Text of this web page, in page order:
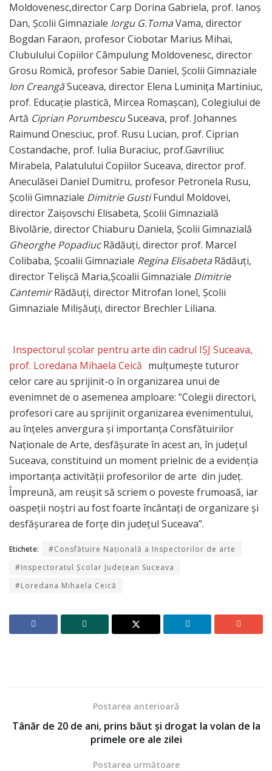
Moldovenesc,director Carp Dorina Gabriela, prof. Ianoș
Dan, Școlii Gimnaziale Iorgu G.TomaVama, director
Bogdan Faraon, profesor Ciobotar Marius Mihai,
Clubulului Copiilor Câmpulung Moldovenesc, director
Grosu Romică, profesor Sabie Daniel, Școlii Gimnaziale
Ion CreangăSuceava, director Elena Luminița Martiniuc,
prof. Educație plastică, Mircea Romașcan), Colegiului de
Artă Ciprian PorumbescuSuceava, prof. Johannes
Raimund Onesciuc, prof. Rusu Lucian, prof. Ciprian
Costandache, prof. Iulia Buraciuc, prof.Gavriliuc
Mirabela, Palatulului Copiilor Suceava, director prof.
Aneculăsei Daniel Dumitru, profesor Petronela Rusu,
Școlii Gimnaziale Dimitrie GustiFundul Moldovei,
director Zaișovschi Elisabeta, Școlii Gimnazială
Bivolărie, director Chiaburu Daniela, Școlii Gimnazială
Gheorghe PopadiucRădăuți, director prof. Marcel
Colibaba, Școalii Gimnaziale Regina ElisabetaRădăuți,
director Telișcă Maria,Școalii Gimnaziale Dimitrie
CantemirRădăuți, director Mitrofan Ionel, Școlii
Gimnaziale Milișăuți, director Brechler Liliana.
Inspectorul școlar pentru arte din cadrul IȘJ Suceava,
prof. Loredana Mihaela Ceică mulțumește tuturor
celor care au sprijinit-o în organizarea unui de
evenimnet de o asemenea amploare: ”Colegii directori,
profesori care au sprijinit organizarea evenimentului,
au înțeles anvergura și importanța Consfătuirilor
Naționale de Arte, desfășurate în acest an, în județul
Suceava, constituind un moment prielnic de a evidenția
importanța activității profesorilor de arte din județ.
Împreună, am reușit să scriem o poveste frumoasă, iar
oaspeții noștri au fost foarte încântați de organizare și
desfășurarea de forțe din județul Suceava”.
Etichete:
#Consfătuire Națională a Inspectorilor de arte
#Inspectoratul Școlar Județean Suceava
#Loredana Mihaela Ceică
Postarea anterioară
Tânăr de 20 de ani, prins băut și drogat la volan de la
primele ore ale zilei
Postarea următoare